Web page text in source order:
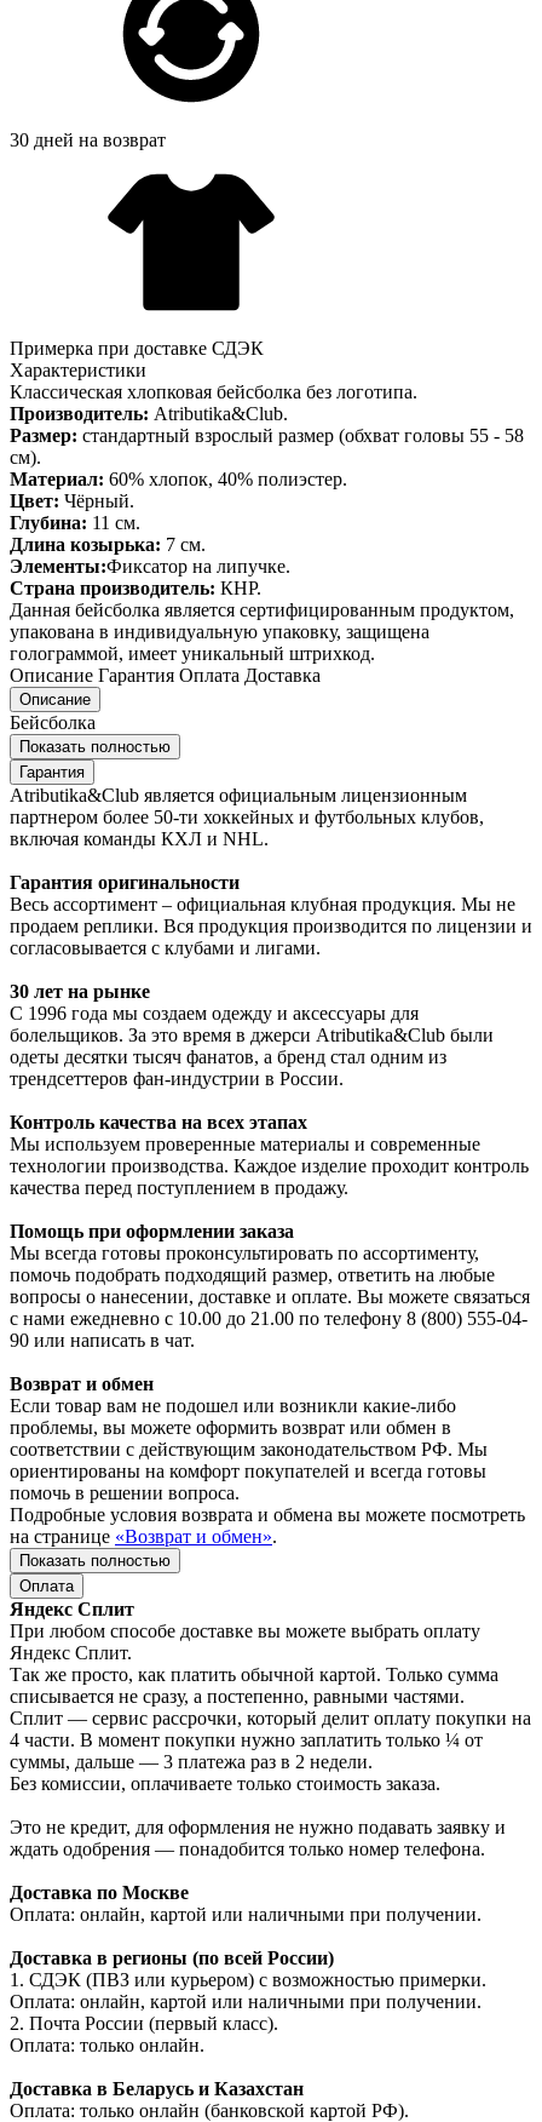
30 дней на возврат
Примерка при доставке СДЭК
Характеристики
Классическая хлопковая бейсболка без логотипа.
Производитель: Atributika&Club.
Размер: стандартный взрослый размер (обхват головы 55 - 58
см).
Материал: 60% хлопок, 40% полиэстер.
Цвет: Чёрный.
Глубина: 11 см.
Длина козырька: 7 см.
Элементы:Фиксатор на липучке.
Страна производитель: КНР.
Данная бейсболка является сертифицированным продуктом,
упакована в индивидуальную упаковку, защищена
голограммой, имеет уникальный штрихкод.
Описание Гарантия Оплата Доставка
Описание
Бейсболка
Показать полностью
Гарантия
Atributika&Club является официальным лицензионным
партнером более 50-ти хоккейных и футбольных клубов,
включая команды КХЛ и NHL.
Гарантия оригинальности
Весь ассортимент – официальная клубная продукция. Мы не
продаем реплики. Вся продукция производится по лицензии и
согласовывается с клубами и лигами.
30 лет на рынке
С 1996 года мы создаем одежду и аксессуары для
болельщиков. За это время в джерси Atributika&Club были
одеты десятки тысяч фанатов, а бренд стал одним из
трендсеттеров фан-индустрии в России.
Контроль качества на всех этапах
Мы используем проверенные материалы и современные
технологии производства. Каждое изделие проходит контроль
качества перед поступлением в продажу.
Помощь при оформлении заказа
Мы всегда готовы проконсультировать по ассортименту,
помочь подобрать подходящий размер, ответить на любые
вопросы о нанесении, доставке и оплате. Вы можете связаться
с нами ежедневно с 10.00 до 21.00 по телефону 8 (800) 555-04-
90 или написать в чат.
Возврат и обмен
Если товар вам не подошел или возникли какие-либо
проблемы, вы можете оформить возврат или обмен в
соответствии с действующим законодательством РФ. Мы
ориентированы на комфорт покупателей и всегда готовы
помочь в решении вопроса.
Подробные условия возврата и обмена вы можете посмотреть
на странице «Возврат и обмен».
Показать полностью
Оплата
Яндекс Сплит
При любом способе доставке вы можете выбрать оплату
Яндекс Сплит.
Так же просто, как платить обычной картой. Только сумма
списывается не сразу, а постепенно, равными частями.
Сплит — сервис рассрочки, который делит оплату покупки на
4 части. В момент покупки нужно заплатить только ¼ от
суммы, дальше — 3 платежа раз в 2 недели.
Без комиссии, оплачиваете только стоимость заказа.
Это не кредит, для оформления не нужно подавать заявку и
ждать одобрения — понадобится только номер телефона.
Доставка по Москве
Оплата: онлайн, картой или наличными при получении.
Доставка в регионы (по всей России)
1. СДЭК (ПВЗ или курьером) с возможностью примерки.
Оплата: онлайн, картой или наличными при получении.
2. Почта России (первый класс).
Оплата: только онлайн.
Доставка в Беларусь и Казахстан
Оплата: только онлайн (банковской картой РФ).